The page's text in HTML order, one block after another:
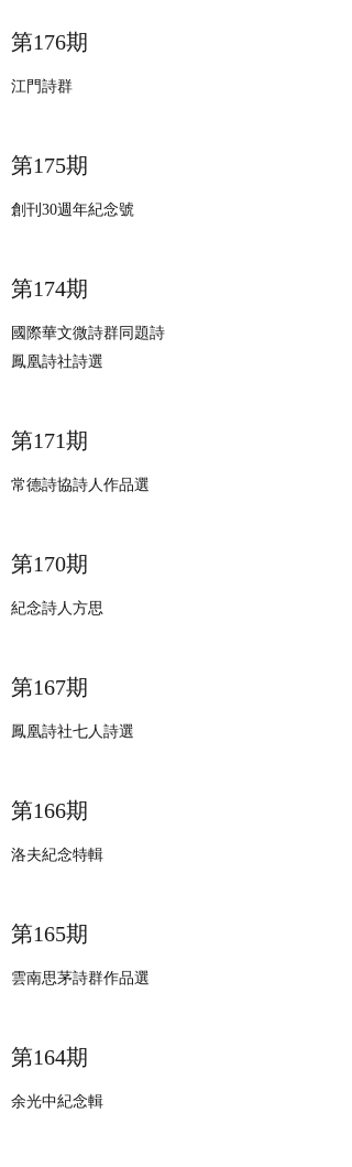
第176期
江門詩群
第175期
創刊30週年紀念號
第174期
國際華文微詩群同題詩
鳳凰詩社詩選
第171期
常德詩協詩人作品選
第170期
紀念詩人方思
第167期
鳳凰詩社七人詩選
​​第166期
洛夫紀念特輯
第165期
雲南思茅詩群作品選
​​第164期
余光中紀念輯